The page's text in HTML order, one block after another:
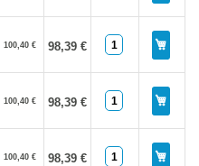
100,40 € 98,39 €
100,40 € 98,39 €
100,40 € 98,39 €